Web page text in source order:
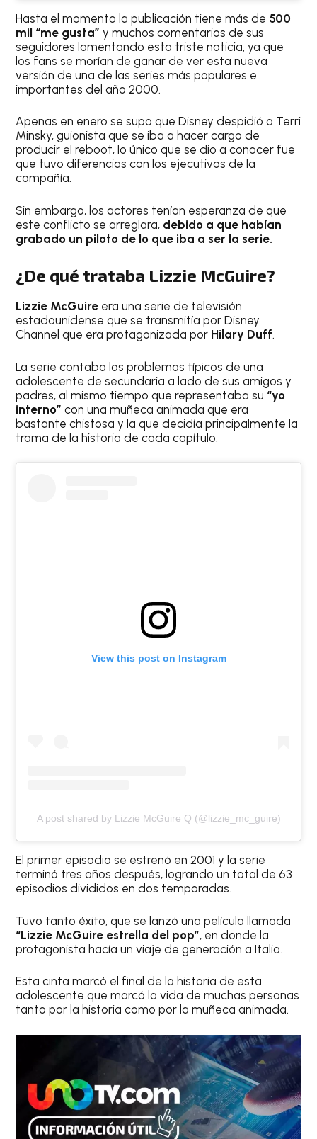
Hasta el momento la publicación tiene más de 500
mil “me gusta”y muchos comentarios de sus
seguidores lamentando esta triste noticia, ya que
los fans se morían de ganar de ver esta nueva
versión de una de las series más populares e
importantes del año 2000.
Apenas en enero se supo que Disney despidió a Terri
Minsky, guionista que se iba a hacer cargo de
producir el reboot, lo único que se dio a conocer fue
que tuvo diferencias con los ejecutivos de la
compañía.
Sin embargo, los actores tenían esperanza de que
este conflicto se arreglara, debido a que habían
grabado un piloto de lo que iba a ser la serie.
¿De qué trataba Lizzie McGuire?
Lizzie McGuire era una serie de televisión
estadounidense que se transmitía por Disney
Channel que era protagonizada por Hilary Duff.
La serie contaba los problemas típicos de una
adolescente de secundaria a lado de sus amigos y
padres, al mismo tiempo que representaba su “yo
interno” con una muñeca animada que era
bastante chistosa y la que decidía principalmente la
trama de la historia de cada capítulo.
View this post on Instagram
A post shared by Lizzie McGuire Q (@lizzie_mc_guire)
El primer episodio se estrenó en 2001 y la serie
terminó tres años después, logrando un total de 63
episodios divididos en dos temporadas.
Tuvo tanto éxito, que se lanzó una película llamada
“Lizzie McGuire estrella del pop”, en donde la
protagonista hacía un viaje de generación a Italia.
Esta cinta marcó el final de la historia de esta
adolescente que marcó la vida de muchas personas
tanto por la historia como por la muñeca animada.